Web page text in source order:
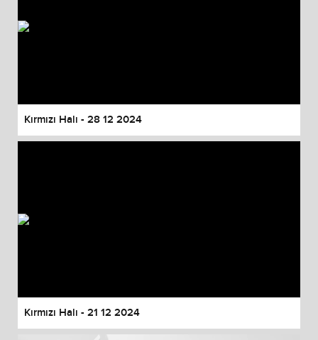
Kırmızı Halı - 28 12 2024
Kırmızı Halı - 21 12 2024